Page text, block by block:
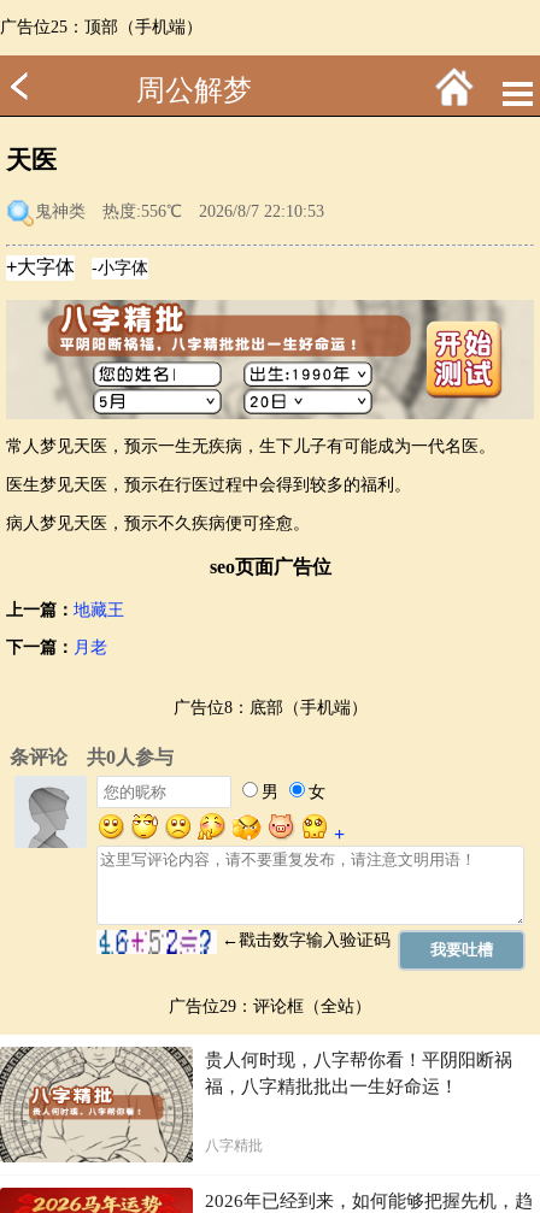
广告位25：顶部（手机端）
周公解梦
天医
鬼神类 热度:556℃ 2026/8/7 22:10:53
常人梦见天医，预示一生无疾病，生下儿子有可能成为一代名医。
医生梦见天医，预示在行医过程中会得到较多的福利。
病人梦见天医，预示不久疾病便可痊愈。
seo页面广告位
上一篇： 地藏王
下一篇： 月老
广告位8：底部（手机端）
广告位29：评论框（全站）
贵人何时现，八字帮你看！平阴阳断祸
福，八字精批批出一生好命运！
八字精批
2026年已经到来，如何能够把握先机，趋